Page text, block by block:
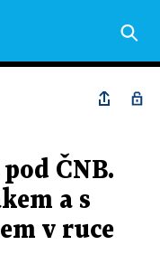
ČNB.
a s
v ruce